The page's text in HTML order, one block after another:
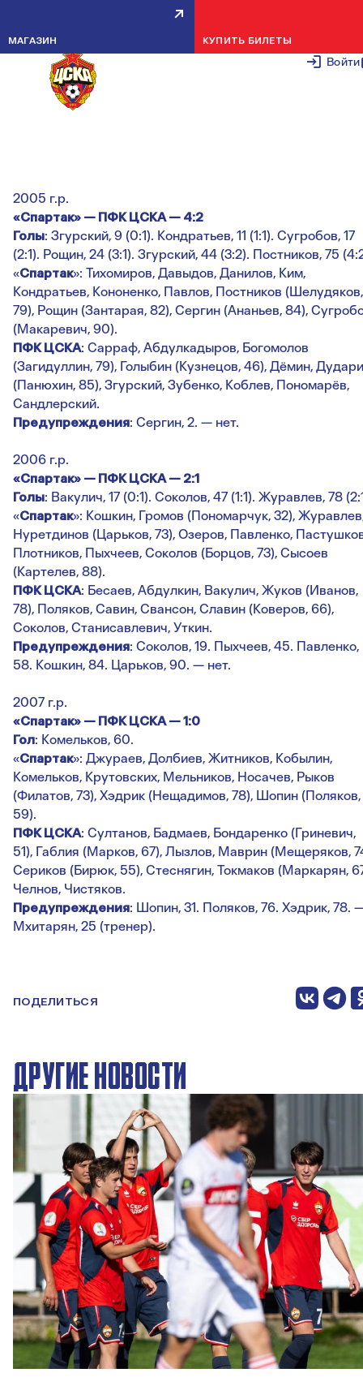
Войти
МАГАЗИН КУПИТЬ БИЛЕТЫ
ЮФЛ, 22-Й ТУР: ИТОГИ
ПРОТИВ СПАРТАКА
2005 г.р.
«Спартак» — ПФК ЦСКА — 4:2
Голы: Згурский, 9 (0:1). Кондратьев, 11 (1:1). Сугробов, 17
(2:1). Рощин, 24 (3:1). Згурский, 44 (3:2). Постников, 75
«Спартак»: Тихомиров, Давыдов, Данилов, Ким,
Кондратьев, Кононенко, Павлов, Постников (Шелудяков,
79), Рощин (Зантарая, 82), Сергин (Ананьев, 84),
(Макаревич, 90).
ПФК ЦСКА: Сарраф, Абдулкадыров, Богомолов
(Загидуллин, 79), Голыбин (Кузнецов, 46), Дёмин,
(Панюхин, 85), Згурский, Зубенко, Коблев, Пономарёв,
Сандлерский.
Предупреждения: Сергин, 2. — нет.
2006 г.р.
«Спартак» — ПФК ЦСКА — 2:1
Голы: Вакулич, 17 (0:1). Соколов, 47 (1:1). Журавлев, 78
«Спартак»: Кошкин, Громов (Пономарчук, 32),
Нуретдинов (Царьков, 73), Озеров, Павленко,
Плотников, Пыхчеев, Соколов (Борцов, 73), Сысоев
(Картелев, 88).
ПФК ЦСКА: Бесаев, Абдулкин, Вакулич, Жуков (Иванов,
78), Поляков, Савин, Свансон, Славин (Коверов, 66),
Соколов, Станисавлевич, Уткин.
Предупреждения: Соколов, 19. Пыхчеев, 45. Павленко,
58. Кошкин, 84. Царьков, 90. — нет.
2007 г.р.
«Спартак» — ПФК ЦСКА — 1:0
Гол: Комельков, 60.
«Спартак»: Джураев, Долбиев, Житников, Кобылин,
Комельков, Крутовских, Мельников, Носачев, Рыков
(Филатов, 73), Хэдрик (Нещадимов, 78), Шопин (Поляков,
59).
ПФК ЦСКА: Султанов, Бадмаев, Бондаренко (Гриневич,
51), Габлия (Марков, 67), Лызлов, Маврин (Мещеряков,
Сериков (Бирюк, 55), Стеснягин, Токмаков (Маркарян,
Челнов, Чистяков.
Предупреждения: Шопин, 31. Поляков, 76. Хэдрик, 78.
Мхитарян, 25 (тренер).
ПОДЕЛИТЬСЯ
ДРУГИЕ НОВОСТИ
ЮФЛ: Московское дерби на «Октябре»
3 АВГУСТА 2026 14:15